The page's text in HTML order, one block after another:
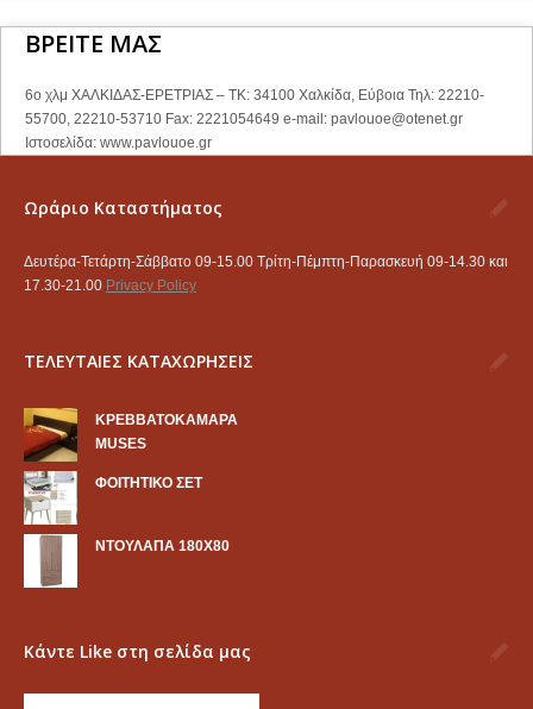
ΒΡΕΙΤΕ ΜΑΣ
6ο χλμ ΧΑΛΚΙΔΑΣ-ΕΡΕΤΡΙΑΣ – ΤΚ: 34100 Χαλκίδα, Εύβοια Τηλ: 22210-
55700, 22210-53710 Fax: 2221054649 e-mail: pavlouoe@otenet.gr
Ιστοσελίδα: www.pavlouoe.gr
Ωράριο Καταστήματος
Δευτέρα-Τετάρτη-Σάββατο 09-15.00 Τρίτη-Πέμπτη-Παρασκευή 09-14.30 και
17.30-21.00 Privacy Policy
ΤΕΛΕΥΤΑΙΕΣ ΚΑΤΑΧΩΡΗΣΕΙΣ
KΡΕΒΒΑΤΟΚΑΜΑΡΑ
MUSES
ΦΟΙΤΗΤΙΚΟ ΣΕΤ
ΝΤΟΥΛΑΠΑ 180Χ80
Κάντε Like στη σελίδα μας